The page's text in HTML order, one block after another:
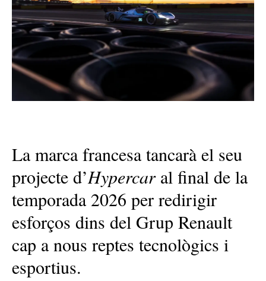
La marca francesa tancarà el seu
projecte d’Hypercaral final de la
temporada 2026 per redirigir
esforços dins del Grup Renault
cap a nous reptes tecnològics i
esportius.